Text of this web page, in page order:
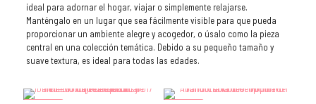
ideal para adornar el hogar, viajar o simplemente relajarse.
Manténgalo en un lugar que sea fácilmente visible para que pueda
proporcionar un ambiente alegre y acogedor, o úsalo como la pieza
central en una colección temática. Debido a su pequeño tamaño y
suave textura, es ideal para todas las edades.